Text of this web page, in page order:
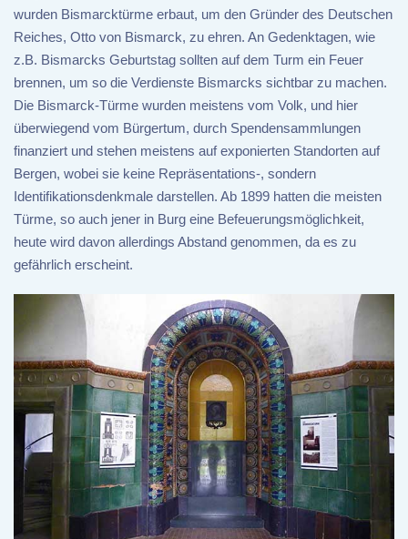
wurden Bismarcktürme erbaut, um den Gründer des Deutschen
Reiches, Otto von Bismarck, zu ehren. An Gedenktagen, wie
z.B. Bismarcks Geburtstag sollten auf dem Turm ein Feuer
brennen, um so die Verdienste Bismarcks sichtbar zu machen.
Die Bismarck-Türme wurden meistens vom Volk, und hier
überwiegend vom Bürgertum, durch Spendensammlungen
finanziert und stehen meistens auf exponierten Standorten auf
Bergen, wobei sie keine Repräsentations-, sondern
Identifikationsdenkmale darstellen. Ab 1899 hatten die meisten
Türme, so auch jener in Burg eine Befeuerungsmöglichkeit,
heute wird davon allerdings Abstand genommen, da es zu
gefährlich erscheint.